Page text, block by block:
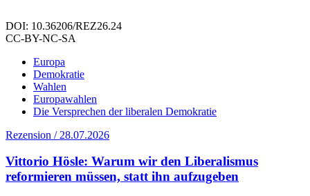
DOI: 10.36206/REZ26.24
CC-BY-NC-SA
Europa
Demokratie
Wahlen
Europawahlen
Die Versprechen der liberalen Demokratie
Rezension / 28.07.2026
Vittorio Hösle: Warum wir den Liberalismus
reformieren müssen, statt ihn aufzugeben